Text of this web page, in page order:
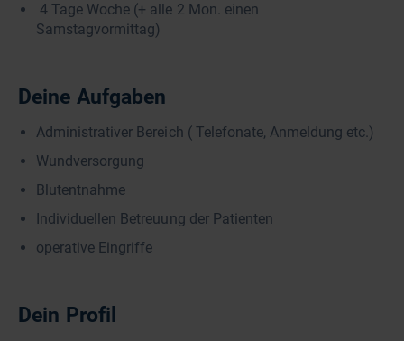
4 Tage Woche (+ alle 2 Mon. einen
Samstagvormittag)
Deine Aufgaben
Administrativer Bereich ( Telefonate, Anmeldung etc.)
Wundversorgung
Blutentnahme
Individuellen Betreuung der Patienten
operative Eingriffe
Dein Profil